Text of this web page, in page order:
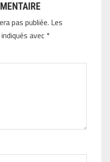
pas publiée. Les
avec *